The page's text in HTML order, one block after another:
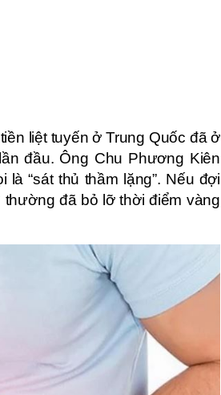
liệt tuyến ở Trung Quốc đã ở
đầu. Ông Chu Phương Kiên
“sát thủ thầm lặng”. Nếu đợi
đã bỏ lỡ thời điểm vàng